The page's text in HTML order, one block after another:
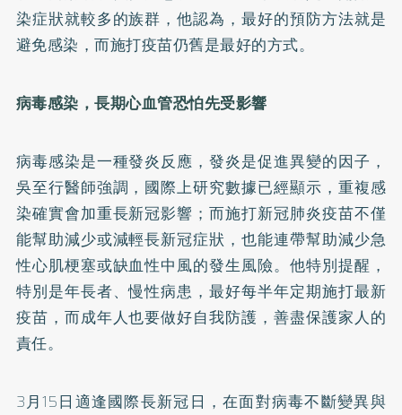
染症狀就較多的族群，他認為，最好的預防方法就是
避免感染，而施打疫苗仍舊是最好的方式。
病毒感染，長期心血管恐怕先受影響
病毒感染是一種發炎反應，發炎是促進異變的因子，
吳至行醫師強調，國際上研究數據已經顯示，重複感
染確實會加重長新冠影響；而施打新冠肺炎疫苗不僅
能幫助減少或減輕長新冠症狀，也能連帶幫助減少急
性心肌梗塞或缺血性中風的發生風險。他特別提醒，
特別是年長者、慢性病患，最好每半年定期施打最新
疫苗，而成年人也要做好自我防護，善盡保護家人的
責任。
3月15日適逢國際長新冠日，在面對病毒不斷變異與